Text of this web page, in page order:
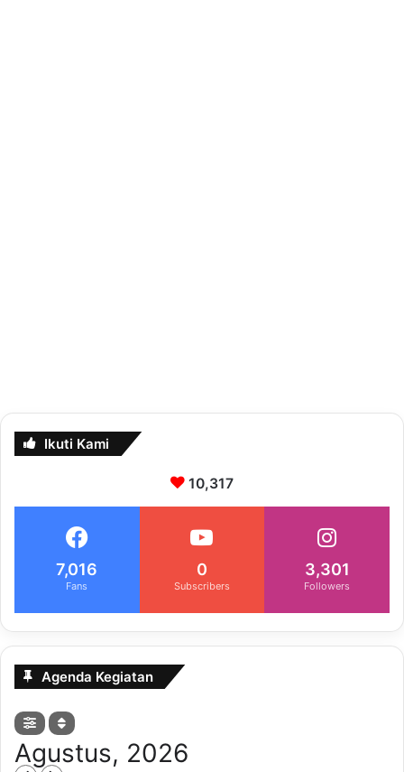
Ikuti Kami
10,317
7,016
Fans
0
Subscribers
3,301
Followers
Agenda Kegiatan
Agustus, 2026